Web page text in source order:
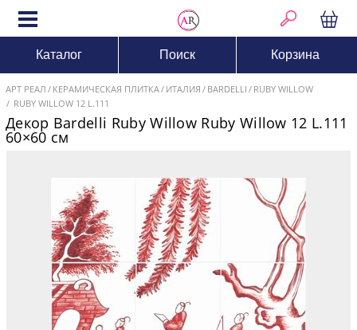
Каталог Поиск Корзина
АРТ РЕАЛ КЕРАМИЧЕСКАЯ ПЛИТКА ИТАЛИЯ BARDELLI
RUBY WILLOW
RUBY WILLOW 12 L.111
Декор Bardelli Ruby Willow Ruby Willow 12 L.111
60×60 см